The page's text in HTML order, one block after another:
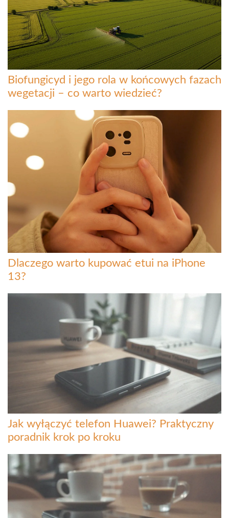
Biofungicyd i jego rola w końcowych fazach
wegetacji – co warto wiedzieć?
Dlaczego warto kupować etui na iPhone
13?
Jak wyłączyć telefon Huawei? Praktyczny
poradnik krok po kroku